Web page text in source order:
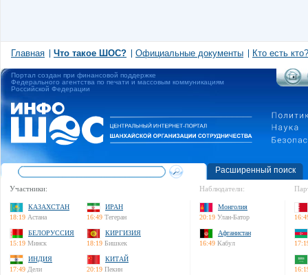
Главная Что такое ШОС? Официальные документы Кто есть кто?
Портал создан при финансовой поддержке
Федерального агентства по печати и массовым коммуникациям
Российской Федерации
Расширенный поиск
Участники:
КАЗАХСТАН
18:19 Астана
ИРАН
16:49 Тегеран
БЕЛОРУССИЯ
15:19 Минск
КИРГИЗИЯ
18:19 Бишкек
ИНДИЯ
17:49 Дели
КИТАЙ
20:19 Пекин
Наблюдатели:
Монголия
20:19 Улан-Батор
Афганистан
16:49 Кабул